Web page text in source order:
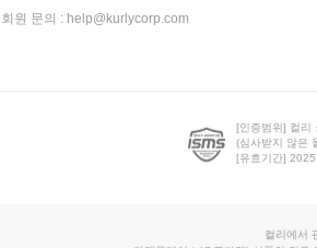
원 문의 : help@kurlycorp.com
[인증범위] 컬리
(심사받지 않은
[유효기간]
컬리에서